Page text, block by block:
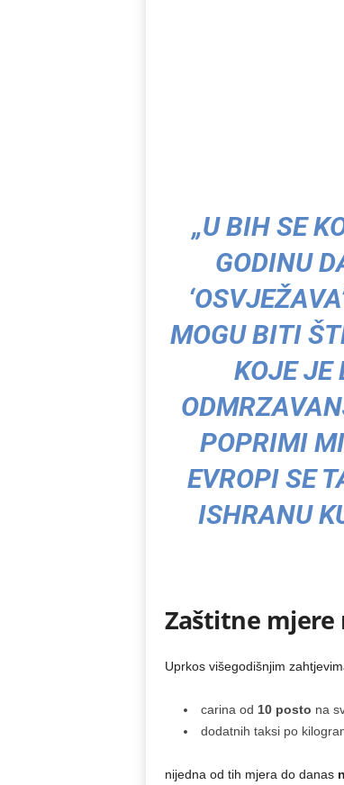
„U BIH SE
GODINU
MOGU BITI
KOJE JE
POPRIMI
EVROPI SE
ISHRANU
Zaštitne mjere
Uprkos višegodišnjim
carina od 10 posto na
dodatnih taksi po
nijedna od tih mjera do danas